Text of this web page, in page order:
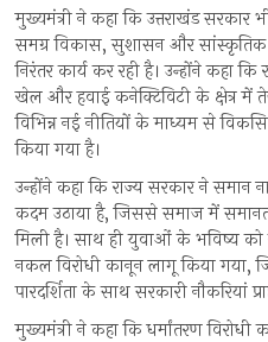
मुख्यमंत्री ने कहा कि उत्तराखंड सरकार
समग्र विकास, सुशासन और
निरंतर कार्य कर रही है। उन्होंने कहा
खेल और हवाई कनेक्टिविटी के क्षेत्र में
विभिन्न नई नीतियों के माध्यम से
किया गया है।
उन्होंने कहा कि राज्य सरकार ने समान
कदम उठाया है, जिससे समाज में
मिली है। साथ ही युवाओं के भविष्य
नकल विरोधी कानून लागू किया गया,
पारदर्शिता के साथ सरकारी नौकरियां
मुख्यमंत्री ने कहा कि धर्मांतरण